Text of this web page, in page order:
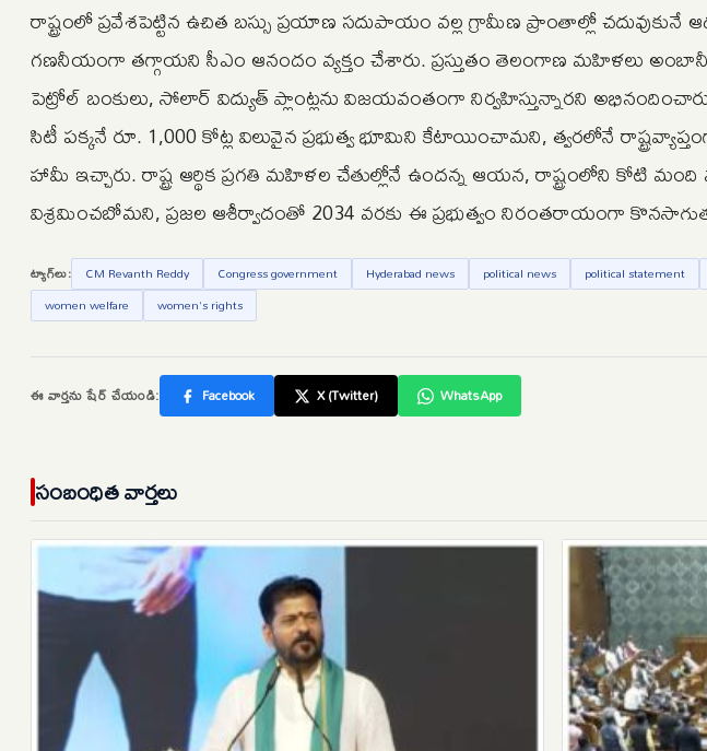
రాష్ట్రంలో ప్రవేశపెట్టిన ఉచిత బస్సు ప్రయాణ సదుపాయం వల్ల గ్రామీణ ప్రాంతాల్లో చదువుకునే
గణనీయంగా తగ్గాయని సీఎం ఆనందం వ్యక్తం చేశారు. ప్రస్తుతం తెలంగాణ మహిళలు
పెట్రోల్ బంకులు, సోలార్ విద్యుత్ ప్లాంట్లను విజయవంతంగా నిర్వహిస్తున్నారని
సిటీ పక్కనే రూ. 1,000 కోట్ల విలువైన ప్రభుత్వ భూమిని కేటాయించామని, త్వరలోనే
హామీ ఇచ్చారు. రాష్ట్ర ఆర్థిక ప్రగతి మహిళల చేతుల్లోనే ఉందన్న ఆయన, రాష్ట్రంలోని కోటి
విశ్రమించబోమని, ప్రజల ఆశీర్వాదంతో 2034 వరకు ఈ ప్రభుత్వం నిరంతరాయంగా
ట్యాగ్‌లు: CM Revanth Reddy Congress government Hyderabad news political news political statement
women welfare
women's rights
ఈ వార్తను షేర్ చేయండి: Facebook X (Twitter) WhatsApp
సంబంధిత వార్తలు